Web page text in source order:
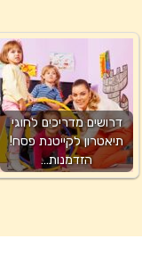
דרושים מדריכים לחוגי
תיאטרון לקייטנת פסח!
הזדמנות…